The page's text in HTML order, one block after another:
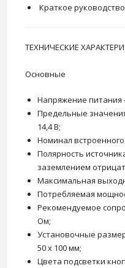
Краткое
ТЕХНИЧЕСКИЕ
Основные
Напряжение питания
Предельные
14,4 В;
Номинал
Полярность
заземлением
Максимальная
Потребляемая
Рекомендуемое
Ом;
Установочные
50 x 100 мм;
Цвета подсветки